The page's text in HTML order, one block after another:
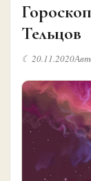
Тельцов
☾ 20.11.2020